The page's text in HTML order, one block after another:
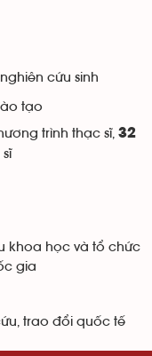
cứu sinh
tạo
trình thạc sĩ, 32
khoa học và tổ chức
gia
trao đổi quốc tế